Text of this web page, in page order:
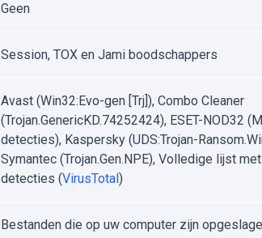
Geen
Session, TOX en Jami boodschappers
Avast (Win32:Evo-gen [Trj]), Combo Cleaner
(Trojan.GenericKD.74252424), ESET-NOD32
detecties), Kaspersky (UDS:Trojan-
Symantec (Trojan.Gen.NPE), Volledige lijst met
detecties (VirusTotal)
Bestanden die op uw computer zijn